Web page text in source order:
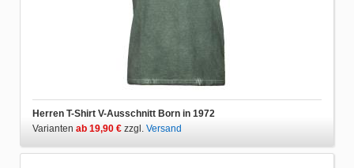
Herren T-Shirt V-Ausschnitt Born in 1972
Varianten ab 19,90 € zzgl. Versand